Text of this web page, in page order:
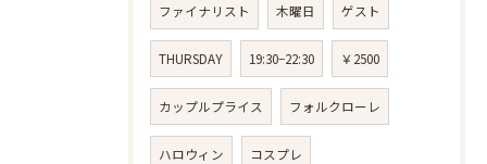
ファイナリスト 木曜日 ゲスト
THURSDAY 19:30−22:30 ￥2500
カップルプライス フォルクローレ
ハロウィン コスプレ